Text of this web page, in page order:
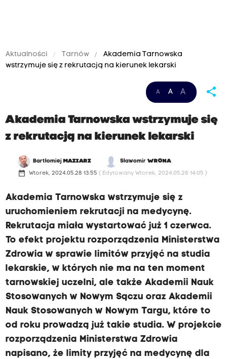
Aktualności Tarnów
Akademia Tarnowska
wstrzymuje się z rekrutacją na kierunek lekarski
A A A share
Akademia Tarnowska wstrzymuje się
z rekrutacją na kierunek lekarski
Bartłomiej MAZIARZ SławomirWRONA
date_range Wtorek, 2024.05.28 13:55 ( Edytowany Wtorek, 2024.05.28 14:05 )
Akademia Tarnowska wstrzymuje się z
uruchomieniem rekrutacji na medycynę.
Rekrutacja miała wystartować już 1 czerwca.
To efekt projektu rozporządzenia Ministerstwa
Zdrowia w sprawie limitów przyjęć na studia
lekarskie, w których nie ma na ten moment
tarnowskiej uczelni, ale także Akademii Nauk
Stosowanych w Nowym Sączu oraz Akademii
Nauk Stosowanych w Nowym Targu, które to
od roku prowadzą już takie studia. W projekcie
rozporządzenia Ministerstwa Zdrowia
napisano, że limity przyjęć na medycynę dla